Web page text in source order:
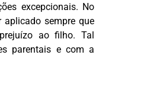
excepcionais. No
aplicado sempre que
ao filho. Tal
parentais e com a